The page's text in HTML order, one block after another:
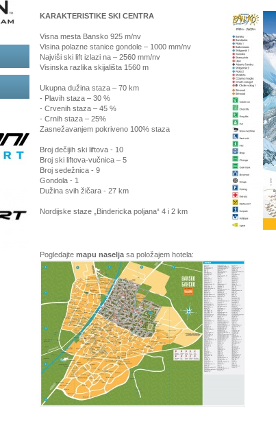
KARAKTERISTIKE SKI CENTRA
Visna mesta Bansko 925 m/nv
Visina polazne stanice gondole – 1000 mm/nv
Najviši ski lift izlazi na – 2560 mm/nv
Visinska razlika skijališta 1560 m
Ukupna dužina staza – 70 km
- Plavih staza – 30 %
- Crvenih staza – 45 %
- Crnih staza – 25%
Zasnežavanjem pokriveno 100% staza
Broj dečijih ski liftova - 10
Broj ski liftova-vučnica – 5
Broj sedežnica - 9
Gondola - 1
Dužina svih žičara - 27 km
Nordijske staze „Bindericka poljana“ 4 i 2 km
Pogledajte mapu naselja sa položajem hotela: